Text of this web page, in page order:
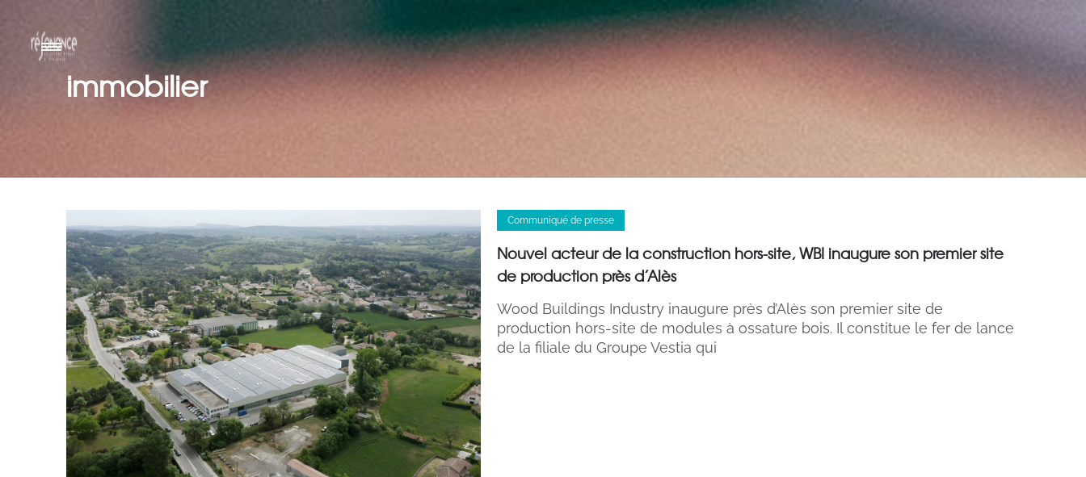
immobilier
Communiqué de presse
Nouvel acteur de la construction hors-site, WBI inaugure son premier site
de production près d’Alès
Wood Buildings Industry inaugure près d’Alès son premier site de
production hors-site de modules à ossature bois. Il constitue le fer de lance
de la filiale du Groupe Vestia qui